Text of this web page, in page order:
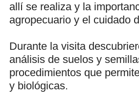
allí se realiza y la
agropecuario y el cuidado
Durante la visita
análisis de suelos y
procedimientos que
y biológicas.